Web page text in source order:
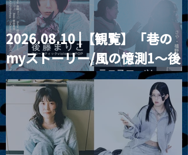
2026.08.10 |【観覧】「巷の
myストーリー/風の憶測1～後
藤まりこアコースティック
violence POPとテニスコー
ツ」